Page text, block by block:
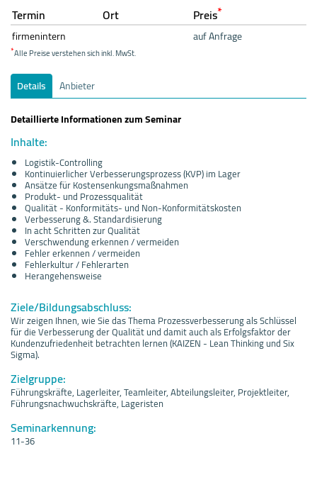
Termin Ort Preis*
firmenintern auf Anfrage
*Alle Preise verstehen sich inkl. MwSt.
Details
Anbieter
Detaillierte Informationen zum Seminar
Inhalte:
Logistik-Controlling
Kontinuierlicher Verbesserungsprozess (KVP) im Lager
Ansätze für Kostensenkungsmaßnahmen
Produkt- und Prozessqualität
Qualität - Konformitäts- und Non-Konformitätskosten
Verbesserung &. Standardisierung
In acht Schritten zur Qualität
Verschwendung erkennen / vermeiden
Fehler erkennen / vermeiden
Fehlerkultur / Fehlerarten
Herangehensweise
Ziele/Bildungsabschluss:
Wir zeigen Ihnen, wie Sie das Thema Prozessverbesserung als Schlüssel
für die Verbesserung der Qualität und damit auch als Erfolgsfaktor der
Kundenzufriedenheit betrachten lernen (KAIZEN - Lean Thinking und Six
Sigma).
Zielgruppe:
Führungskräfte, Lagerleiter, Teamleiter, Abteilungsleiter, Projektleiter,
Führungsnachwuchskräfte, Lageristen
Seminarkennung:
11-36